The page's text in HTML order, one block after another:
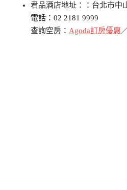
君品酒店地址：：台北市中
電話：02 2181 9999
查詢空房： Agoda訂房優惠